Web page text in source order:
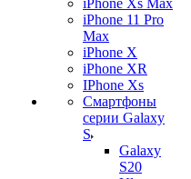
iPhone Xs Max
iPhone 11 Pro
Max
iPhone X
iPhone XR
IPhone Xs
Смартфоны
серии Galaxy
S
Galaxy
S20